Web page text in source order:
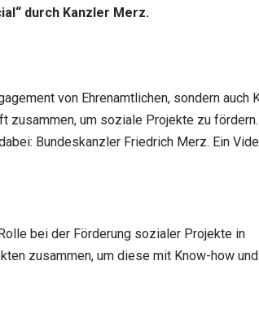
durch Kanzler Merz.
von Ehrenamtlichen, sondern auch
zusammen, um soziale Projekte zu
Bundeskanzler Friedrich Merz. Ein
bei der Förderung sozialer Projekte in
zusammen, um diese mit Know-how und